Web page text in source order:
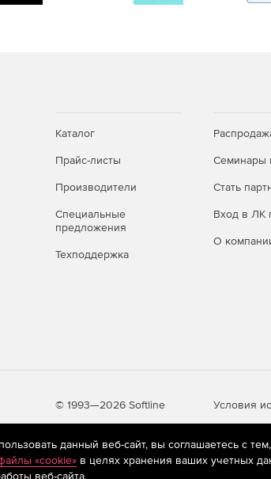
Каталог
Прайс-листы
Производители
Специальные
предложения
Техподдержка
Семинары
Стать
Вход в ЛК
О
© 1993—2026 Softline Условия
применяютсярекомендательные технологии
данный веб-сайт, вы соглашаетесь с
«cookie»в целях хранения ваших учетных
веб-сайта.